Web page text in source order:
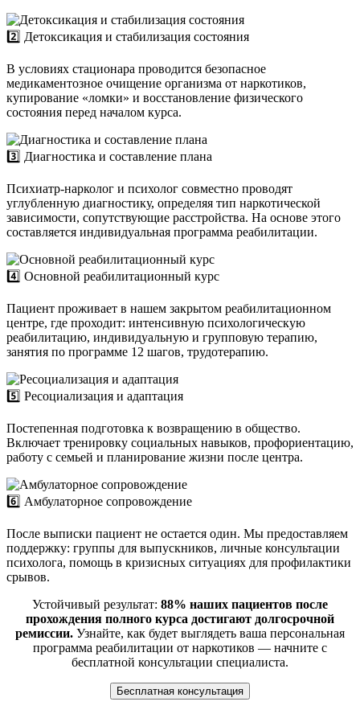
2️⃣ Детоксикация и стабилизация состояния
В условиях стационара проводится безопасное
медикаментозное очищение организма от наркотиков,
купирование «ломки» и восстановление физического
состояния перед началом курса.
3️⃣ Диагностика и составление плана
Психиатр-нарколог и психолог совместно проводят
углубленную диагностику, определяя тип наркотической
зависимости, сопутствующие расстройства. На основе этого
составляется индивидуальная программа реабилитации.
4️⃣ Основной реабилитационный курс
Пациент проживает в нашем закрытом реабилитационном
центре, где проходит: интенсивную психологическую
реабилитацию, индивидуальную и групповую терапию,
занятия по программе 12 шагов, трудотерапию.
5️⃣ Ресоциализация и адаптация
Постепенная подготовка к возвращению в общество.
Включает тренировку социальных навыков, профориентацию,
работу с семьей и планирование жизни после центра.
6️⃣ Амбулаторное сопровождение
После выписки пациент не остается один. Мы предоставляем
поддержку: группы для выпускников, личные консультации
психолога, помощь в кризисных ситуациях для профилактики
срывов.
Устойчивый результат: 88% наших пациентов после
прохождения полного курса достигают долгосрочной
ремиссии. Узнайте, как будет выглядеть ваша персональная
программа реабилитации от наркотиков — начните с
бесплатной консультации специалиста.
Бесплатная консультация